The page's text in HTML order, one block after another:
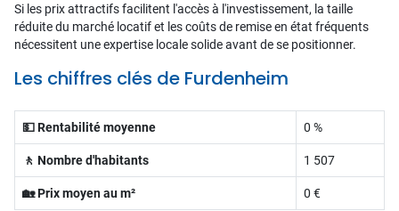
Si les prix attractifs facilitent l'accès à l'investissement, la taille
réduite du marché locatif et les coûts de remise en état fréquents
nécessitent une expertise locale solide avant de se positionner.
Les chiffres clés de Furdenheim
💵 Rentabilité moyenne 0 %
🚶 Nombre d'habitants 1 507
🏡 Prix moyen au m² 0 €